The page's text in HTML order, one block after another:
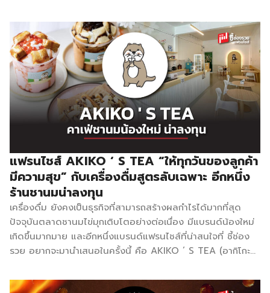
Cha’mingo สร้างจุดเด่นได้อย่างลงตัวไม่ว่าจะเป็น เมนูเด็ดอย่าง
ไข่มุกลาวา ที่ผ่านขั้นตอนการทำอย่างพิถีพิถัน จนได้ไข่มุกที่นุ่ม
อร่อย ไม่เหมือนทั่ว ๆ ไป จำหน่ายในราคาเริ่มต้นที่ 35 บาท อีก
ทั้งการตกแต่งร้าน จะเป็นแนว beach ผสม tropical เนื่องจาก
ว่าร้านสาขาหลักของเราอยู่ใกล้หาดบางแสน จึงอยากให้ได้กลิ่น
อาย ของทะเล และมีนกฟลามิงโก ที่เป็นสัญลักษณ์ความอุดม
สมบูรณ์เพื่อเพิ่มความสดใส สำหรับเมนู signature ของทางร้าน
คือ ไต้หวันพ่นไฟ ที่จะได้รับกลิ่นหอมของชา และไข่มุกลาวานุ่มลิ้น
ท็อปด้วยวิปชีสพ่นไฟ เมื่อทานพร้อมกันจึงทําให้รู้สึกเหมือนได้ทาน
ชานมไต้หวัน ต้นตํารับจริง ๆ นอกจากนี้ยังมีเมนูอื่น ๆ ให้เลือกอีก
มากมาย ดังนี้ ประเภทชานมไข่มุก ได้แก่ ชานมไต้หวัน, […]
แฟรนไชส์ AKIKO ‘ S TEA “ให้ทุกวันของลูกค้า
มีความสุข” กับเครื่องดื่มสูตรลับเฉพาะ อีกหนึ่ง
ร้านชานมน่าลงทุน
เครื่องดื่ม ยังคงเป็นธุรกิจที่สามารถสร้างผลกำไรได้มากที่สุด
ปัจจุบันตลาดชานมไข่มุกเติบโตอย่างต่อเนื่อง มีแบรนด์น้องใหม่
เกิดขึ้นมากมาย และอีกหนึ่งแบรนด์แฟรนไชส์ที่น่าสนใจที่ ชี้ช่อง
รวย อยากจะมานำเสนอในครั้งนี้ คือ AKIKO ‘ S TEA (อากิโกะที)
AKIKO ‘ S TEA สร้างจุดเด่นด้วยการมีเมนูให้เลือกเยอะถึง 90